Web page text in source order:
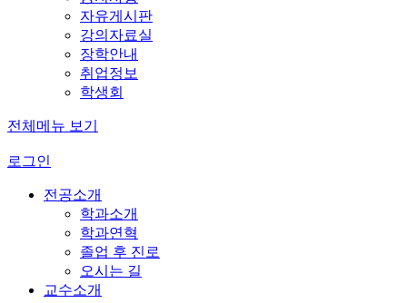
자유게시판
강의자료실
장학안내
취업정보
학생회
전체메뉴 보기
로그인
전공소개
학과소개
학과연혁
졸업 후 진로
오시는 길
교수소개